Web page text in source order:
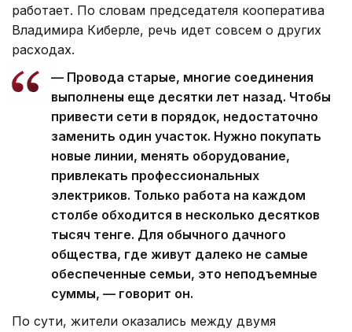
работает. По словам председателя кооператива
Владимира Киберле, речь идет совсем о других
расходах.
— Провода старые, многие соединения
выполнены еще десятки лет назад. Чтобы
привести сети в порядок, недостаточно
заменить один участок. Нужно покупать
новые линии, менять оборудование,
привлекать профессиональных
электриков. Только работа на каждом
столбе обходится в несколько десятков
тысяч тенге. Для обычного дачного
общества, где живут далеко не самые
обеспеченные семьи, это неподъемные
суммы, — говорит он.
По сути, жители оказались между двумя